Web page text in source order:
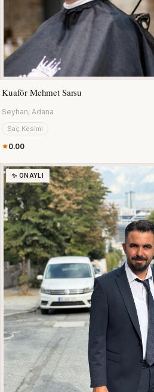
Kuaför Mehmet Sarsu
Seyhan, Adana
Saç Kesimi
0.00
✨ ONAYLI